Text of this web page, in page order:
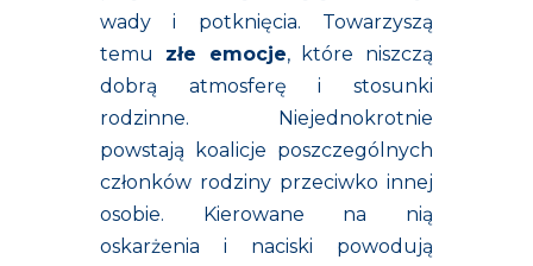
wady i potknięcia. Towarzyszą
temu złe emocje, które niszczą
dobrą atmosferę i stosunki
rodzinne. Niejednokrotnie
powstają koalicje poszczególnych
członków rodziny przeciwko innej
osobie. Kierowane na nią
oskarżenia i naciski powodują